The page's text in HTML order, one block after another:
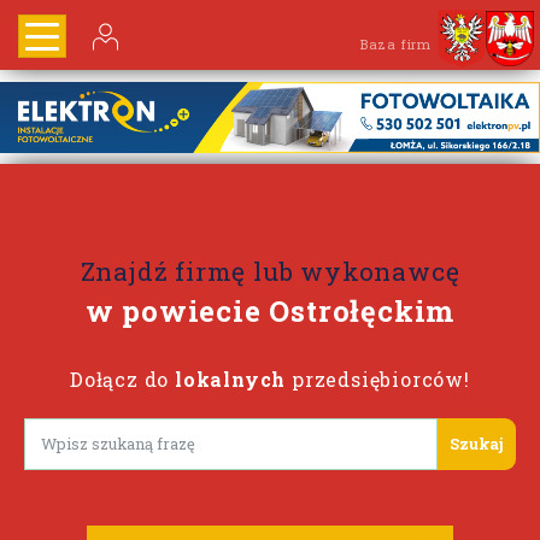
Baza firm
Znajdź firmę lub wykonawcę
w powiecie Ostrołęckim
Dołącz do lokalnych przedsiębiorców!
Lorem ipsum